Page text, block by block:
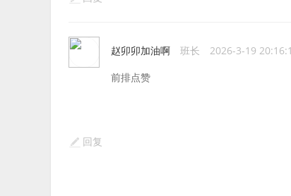
赵卯卯加油啊 班长 2026-3-19
前排点赞
回复